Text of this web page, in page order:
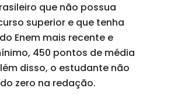
que não possua
superior e que tenha
Enem mais recente e
450 pontos de média
disso, o estudante não
zero na redação.